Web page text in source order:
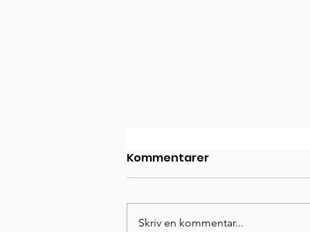
Kommentarer
Skriv en kommentar...